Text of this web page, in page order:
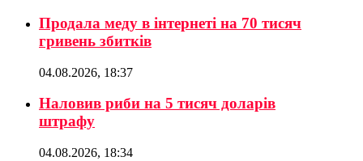
Продала меду в інтернеті на 70 тисяч
гривень збитків
04.08.2026, 18:37
Наловив риби на 5 тисяч доларів
штрафу
04.08.2026, 18:34